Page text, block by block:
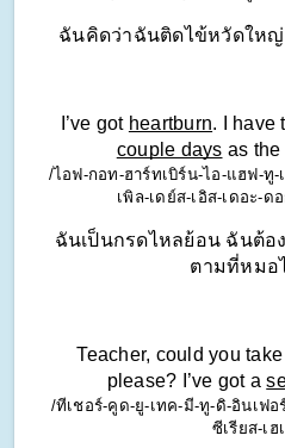
ฉันคิดว่าฉันติดไข้หวัดใหญ่
I’ve got heartburn. I have
couple days as the
/ไอฟ-กอท-ฮาร์ทเบิร์น-ไอ-แฮฟ-ทู-
เพิล-เดย์ส-เอิส-เดอะ-ด
ฉันเป็นกรดไหลย้อน ฉันต้อ
ตามที่หมอ
Teacher, could you
please? I’ve got a
/ทีเชอร์-คูด-ยู-เทค-มี-ทู-ดิ-อินเฟอ
ซีเรียส-เฮ